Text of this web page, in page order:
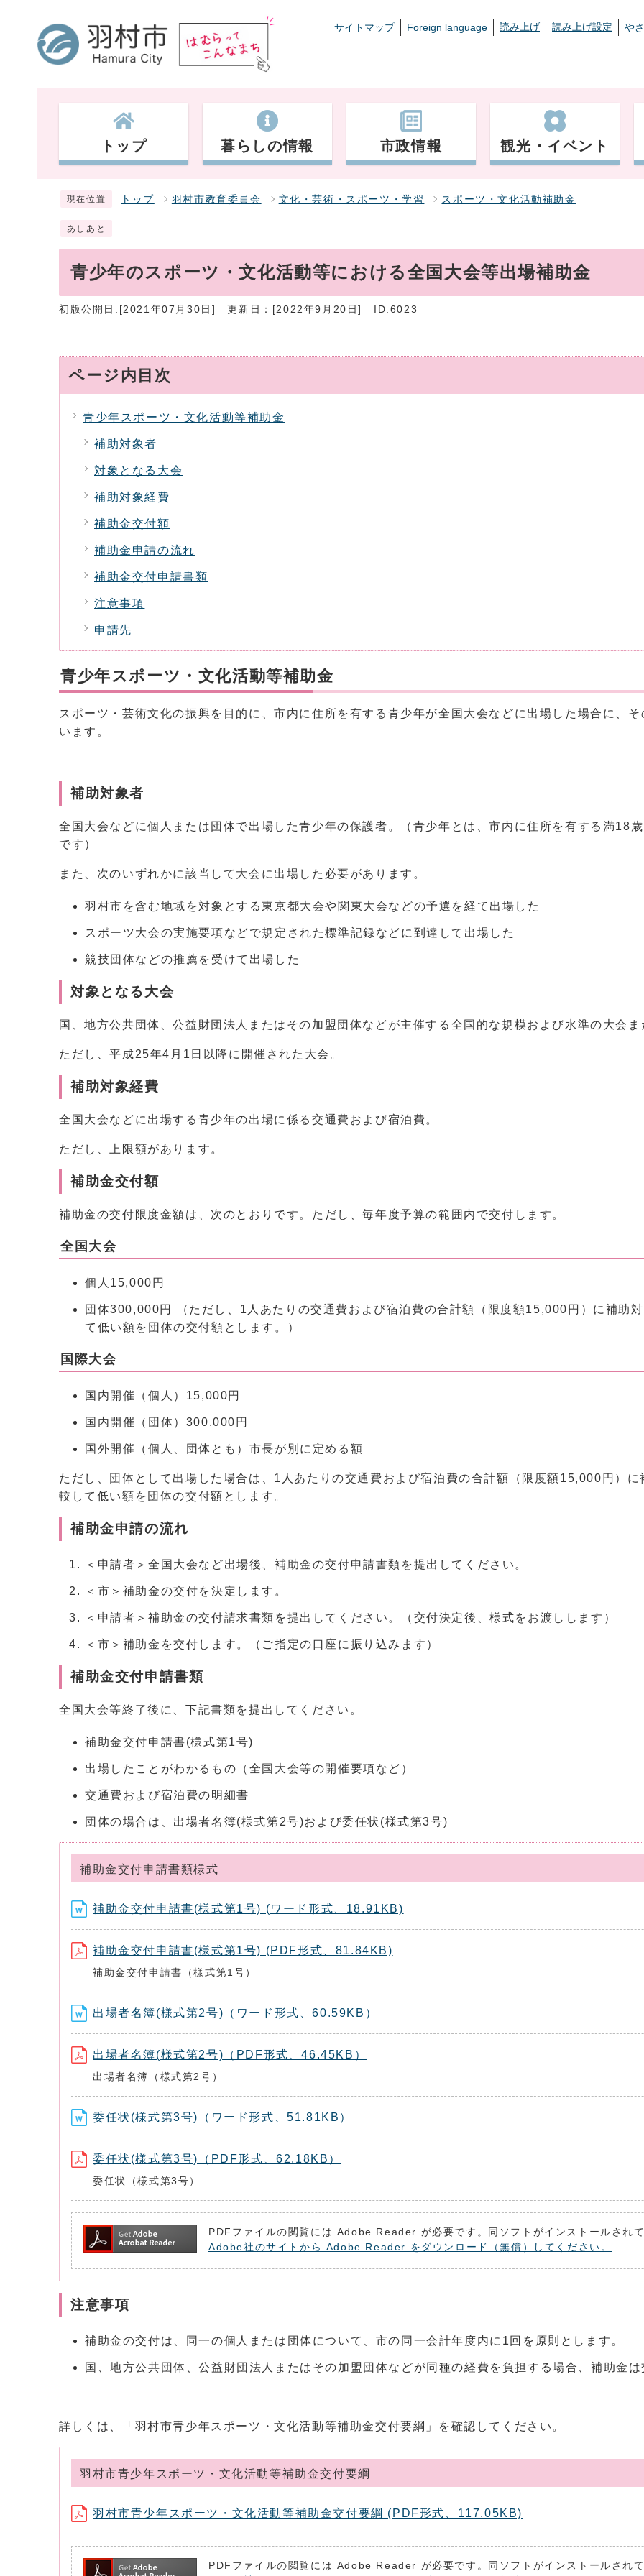
サイトマップ Foreign language 読み上げ 読み上げ設定 や
トップ 暮らしの情報 市政情報 観光・イベント
現在位置 トップ 羽村市教育委員会 文化・芸術・スポーツ・学習 スポーツ・文化活動補助金
あしあと
青少年のスポーツ・文化活動等における全国大会等出場補助金
初版公開日:[2021年07月30日] 更新日：[2022年9月20日] ID:6023
ページ内目次
青少年スポーツ・文化活動等補助金
補助対象者
対象となる大会
補助対象経費
補助金交付額
補助金申請の流れ
補助金交付申請書類
注意事項
申請先
青少年スポーツ・文化活動等補助金
スポーツ・芸術文化の振興を目的に、市内に住所を有する青少年が全国大会などに出場した場合に、
います。
補助対象者
全国大会などに個人または団体で出場した青少年の保護者。（青少年とは、市内に住所を有する満18
です）
また、次のいずれかに該当して大会に出場した必要があります。
羽村市を含む地域を対象とする東京都大会や関東大会などの予選を経て出場した
スポーツ大会の実施要項などで規定された標準記録などに到達して出場した
競技団体などの推薦を受けて出場した
対象となる大会
国、地方公共団体、公益財団法人またはその加盟団体などが主催する全国的な規模および水準の大会ま
ただし、平成25年4月1日以降に開催された大会。
補助対象経費
全国大会などに出場する青少年の出場に係る交通費および宿泊費。
ただし、上限額があります。
補助金交付額
補助金の交付限度金額は、次のとおりです。ただし、毎年度予算の範囲内で交付します。
全国大会
個人15,000円
団体300,000円 （ただし、1人あたりの交通費および宿泊費の合計額（限度額15,000円）に補助
て低い額を団体の交付額とします。）
国際大会
国内開催（個人）15,000円
国内開催（団体）300,000円
国外開催（個人、団体とも）市長が別に定める額
ただし、団体として出場した場合は、1人あたりの交通費および宿泊費の合計額（限度額15,000円）
較して低い額を団体の交付額とします。
補助金申請の流れ
＜申請者＞全国大会など出場後、補助金の交付申請書類を提出してください。
＜市＞補助金の交付を決定します。
＜申請者＞補助金の交付請求書類を提出してください。（交付決定後、様式をお渡しします）
＜市＞補助金を交付します。（ご指定の口座に振り込みます）
補助金交付申請書類
全国大会等終了後に、下記書類を提出してください。
補助金交付申請書(様式第1号)
出場したことがわかるもの（全国大会等の開催要項など）
交通費および宿泊費の明細書
団体の場合は、出場者名簿(様式第2号)および委任状(様式第3号)
補助金交付申請書類様式
補助金交付申請書(様式第1号) (ワード形式、18.91KB)
補助金交付申請書(様式第1号) (PDF形式、81.84KB)
補助金交付申請書（様式第1号）
出場者名簿(様式第2号)（ワード形式、60.59KB）
出場者名簿(様式第2号)（PDF形式、46.45KB）
出場者名簿（様式第2号）
委任状(様式第3号)（ワード形式、51.81KB）
委任状(様式第3号)（PDF形式、62.18KB）
委任状（様式第3号）
PDFファイルの閲覧には Adobe Reader が必要です。同ソフトがインストールされて
Adobe社のサイトから Adobe Reader をダウンロード（無償）してください。
注意事項
補助金の交付は、同一の個人または団体について、市の同一会計年度内に1回を原則とします。
国、地方公共団体、公益財団法人またはその加盟団体などが同種の経費を負担する場合、補助金は
詳しくは、「羽村市青少年スポーツ・文化活動等補助金交付要綱」を確認してください。
羽村市青少年スポーツ・文化活動等補助金交付要綱
羽村市青少年スポーツ・文化活動等補助金交付要綱 (PDF形式、117.05KB)
PDFファイルの閲覧には Adobe Reader が必要です。同ソフトがインストールされて